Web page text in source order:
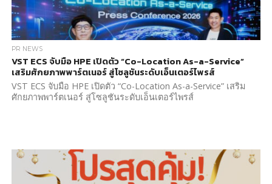
PR NEWS
VST ECS จับมือ HPE เปิดตัว “Co-Location As-a-Service”
เสริมศักยภาพพาร์ตเนอร์ สู่โซลูชันระดับเอ็นเตอร์ไพรส์
VST ECS จับมือ HPE เปิดตัว “Co-Location As-a-Service” เสริม
ศักยภาพพาร์ตเนอร์ สู่โซลูชันระดับเอ็นเตอร์ไพรส์